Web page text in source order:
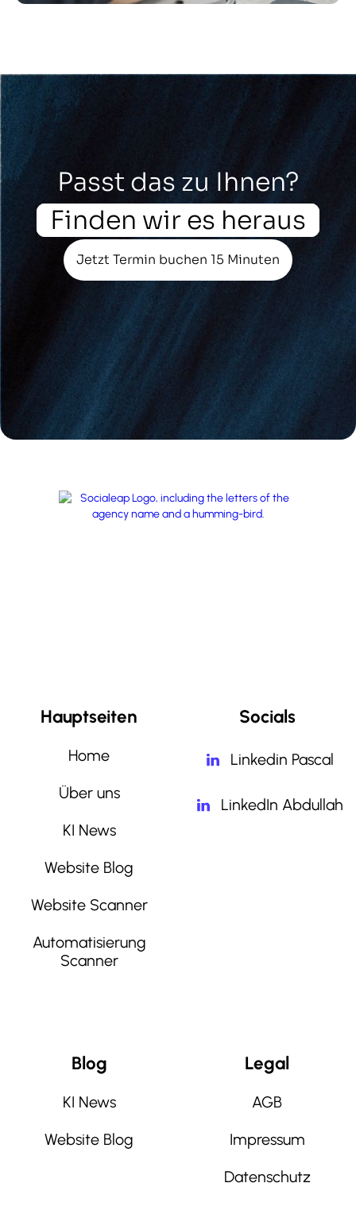
Passt das zu Ihnen?
Finden wir es heraus
Jetzt Termin buchen 15 Minuten
Hauptseiten
Home
Über uns
KI News
Website Blog
Website Scanner
Automatisierung
Scanner
Socials
Linkedin Pascal
LinkedIn Abdullah
Blog
KI News
Website Blog
Legal
AGB
Impressum
Datenschutz